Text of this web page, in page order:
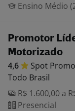
Ensino Médio
Promotor
Motorizado
4,6 Spot Promo
Todo Brasil
R$ 1.600,00 a
Presencial